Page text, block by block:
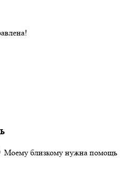
Моему близкому нужна помощь